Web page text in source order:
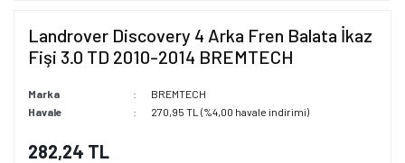
Landrover Discovery 4 Arka Fren Balata İkaz
Fişi 3.0 TD 2010-2014 BREMTECH
Marka
BREMTECH
Havale
270,95 TL (%4,00 havale indirimi)
282,24 TL